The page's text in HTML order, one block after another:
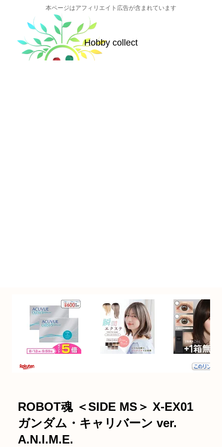
本ページはアフィリエイト広告が含まれています
Hobby collect
ROBOT魂 ＜SIDE MS＞ X-EX01
ガンダム・キャリバーン ver.
A.N.I.M.E.